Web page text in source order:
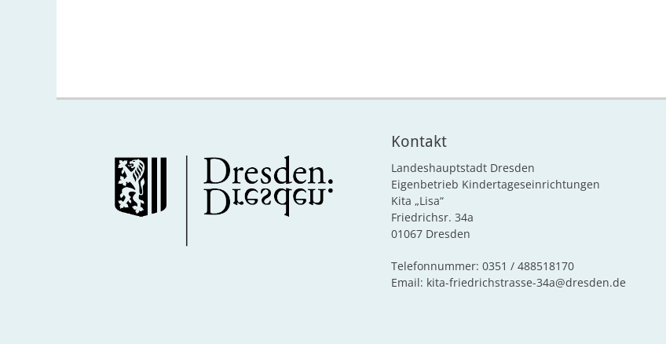
Kontakt
Landeshauptstadt Dresden
Eigenbetrieb Kindertageseinrichtungen
Kita „Lisa“
Friedrichsr. 34a
01067 Dresden
Telefonnummer: 0351 / 488518170
Email: kita-friedrichstrasse-34a@dresden.de